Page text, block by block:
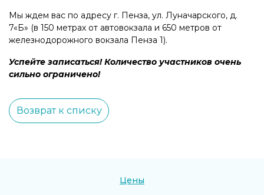
Мы ждем вас по адресу г. Пенза, ул. Луначарского, д.
7«Б» (в 150 метрах от автовокзала и 650 метров от
железнодорожного вокзала Пенза 1).
Успейте записаться! Количество участников очень
сильно ограничено!
Возврат к списку
Цены